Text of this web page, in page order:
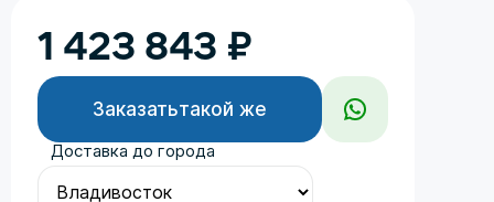
1 423 843 ₽
Заказатьтакой же
Доставка до города